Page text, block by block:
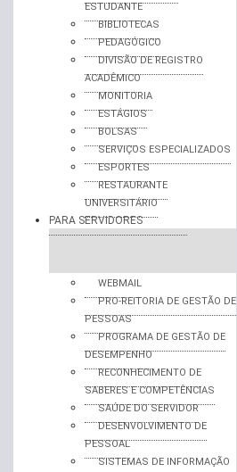
ESTUDANTE
BIBLIOTECAS
PEDAGÓGICO
DIVISÃO DE REGISTRO
ACADÊMICO
MONITORIA
ESTÁGIOS
BOLSAS
SERVIÇOS ESPECIALIZADOS
ESPORTES
RESTAURANTE
UNIVERSITÁRIO
PARA SERVIDORES
WEBMAIL
PRO-REITORIA DE GESTÃO DE
PESSOAS
PROGRAMA DE GESTÃO DE
DESEMPENHO
RECONHECIMENTO DE
SABERES E COMPETÊNCIAS
SAÚDE DO SERVIDOR
DESENVOLVIMENTO DE
PESSOAL
SISTEMAS DE INFORMAÇÃO